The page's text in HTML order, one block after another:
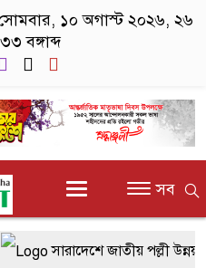
১০ অগাস্ট ২০২৬, ২৬
বঙ্গাব্দ
সব
সারাদেশে জাতীয় পল্লী উন্নয়ন